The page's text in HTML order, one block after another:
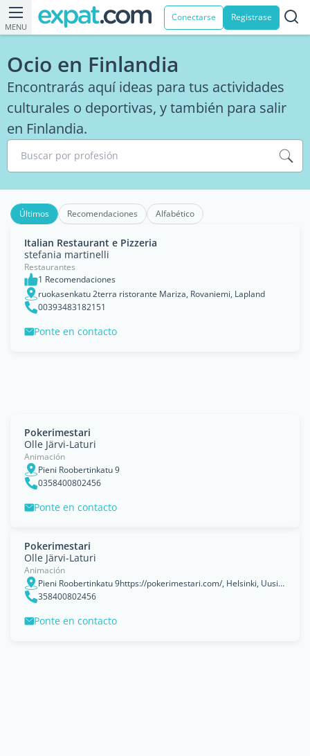
MENU
Conectarse Registrase
Ocio en Finlandia
Encontrarás aquí ideas para tus actividades
culturales o deportivas, y también para salir
en Finlandia.
Buscar por profesión
Últimos Recomendaciones Alfabético
Italian Restaurant e Pizzeria
stefania martinelli
Restaurantes
1 Recomendaciones
ruokasenkatu 2terra ristorante Mariza, Rovaniemi, Lapland
00393483182151
Ponte en contacto
Pokerimestari
Olle Järvi-Laturi
Animación
Pieni Roobertinkatu 9
0358400802456
Ponte en contacto
Pokerimestari
Olle Järvi-Laturi
Animación
Pieni Roobertinkatu 9https://pokerimestari.com/, Helsinki, Uusimaa
358400802456
Ponte en contacto